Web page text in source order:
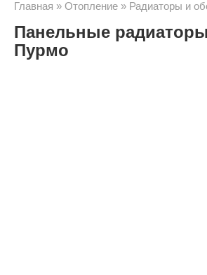
Главная » Отопление » Радиаторы и
Панельные
Пурмо